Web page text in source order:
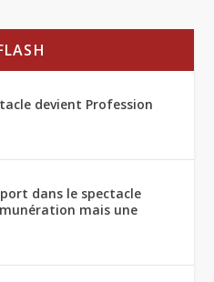
devient Profession
dans le spectacle
mais une